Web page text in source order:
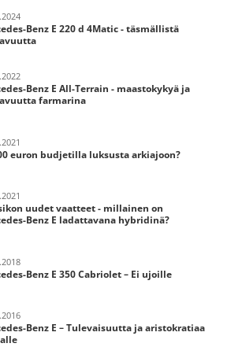
Benz E 220 d 4Matic - täsmällistä
Benz E All-Terrain - maastokykyä ja
farmarina
euron budjetilla luksusta arkiajoon?
uudet vaatteet - millainen on
Benz E ladattavana hybridinä?
Benz E 350 Cabriolet – Ei ujoille
Benz E – Tulevaisuutta ja aristokratiaa